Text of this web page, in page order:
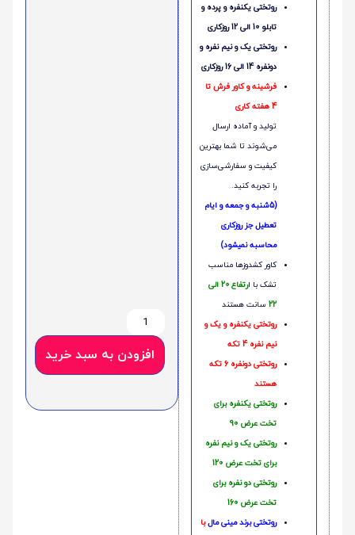
روتختی یکنفره و پرده و
تابلو 10 الی 12 روزکاری
روتختی یک و نیم نفره و
دونفره 14 الی 16 روزکاری
فرشینه و کاور فرش تا
4 هفته کاری
تولید و آماده ارسال
می‌شوند تا شما بهترین
کیفیت و سفارشی‌سازی
را تجربه کنید.
(5شنبه و جمعه و ایام
تعطیل جز روزکاری
محاسبه نمیشود)
کاور کشدوزها مناسب
تشک با ا
رتفاع 20 الی
22 سانت هستند
روتختی یکنفره و یک و
نیم نفره 4 تکه
روتختی دونفره 6 تکه
هستند
روتختی یکنفره برای
تخت عرض 90
روتختی یک و نیم نفره
برای تخت عرض 120
روتختی دو نفره برای
تخت عرض 160
روتختی‌ برند مینی مالبا
افزودن به سبد خرید